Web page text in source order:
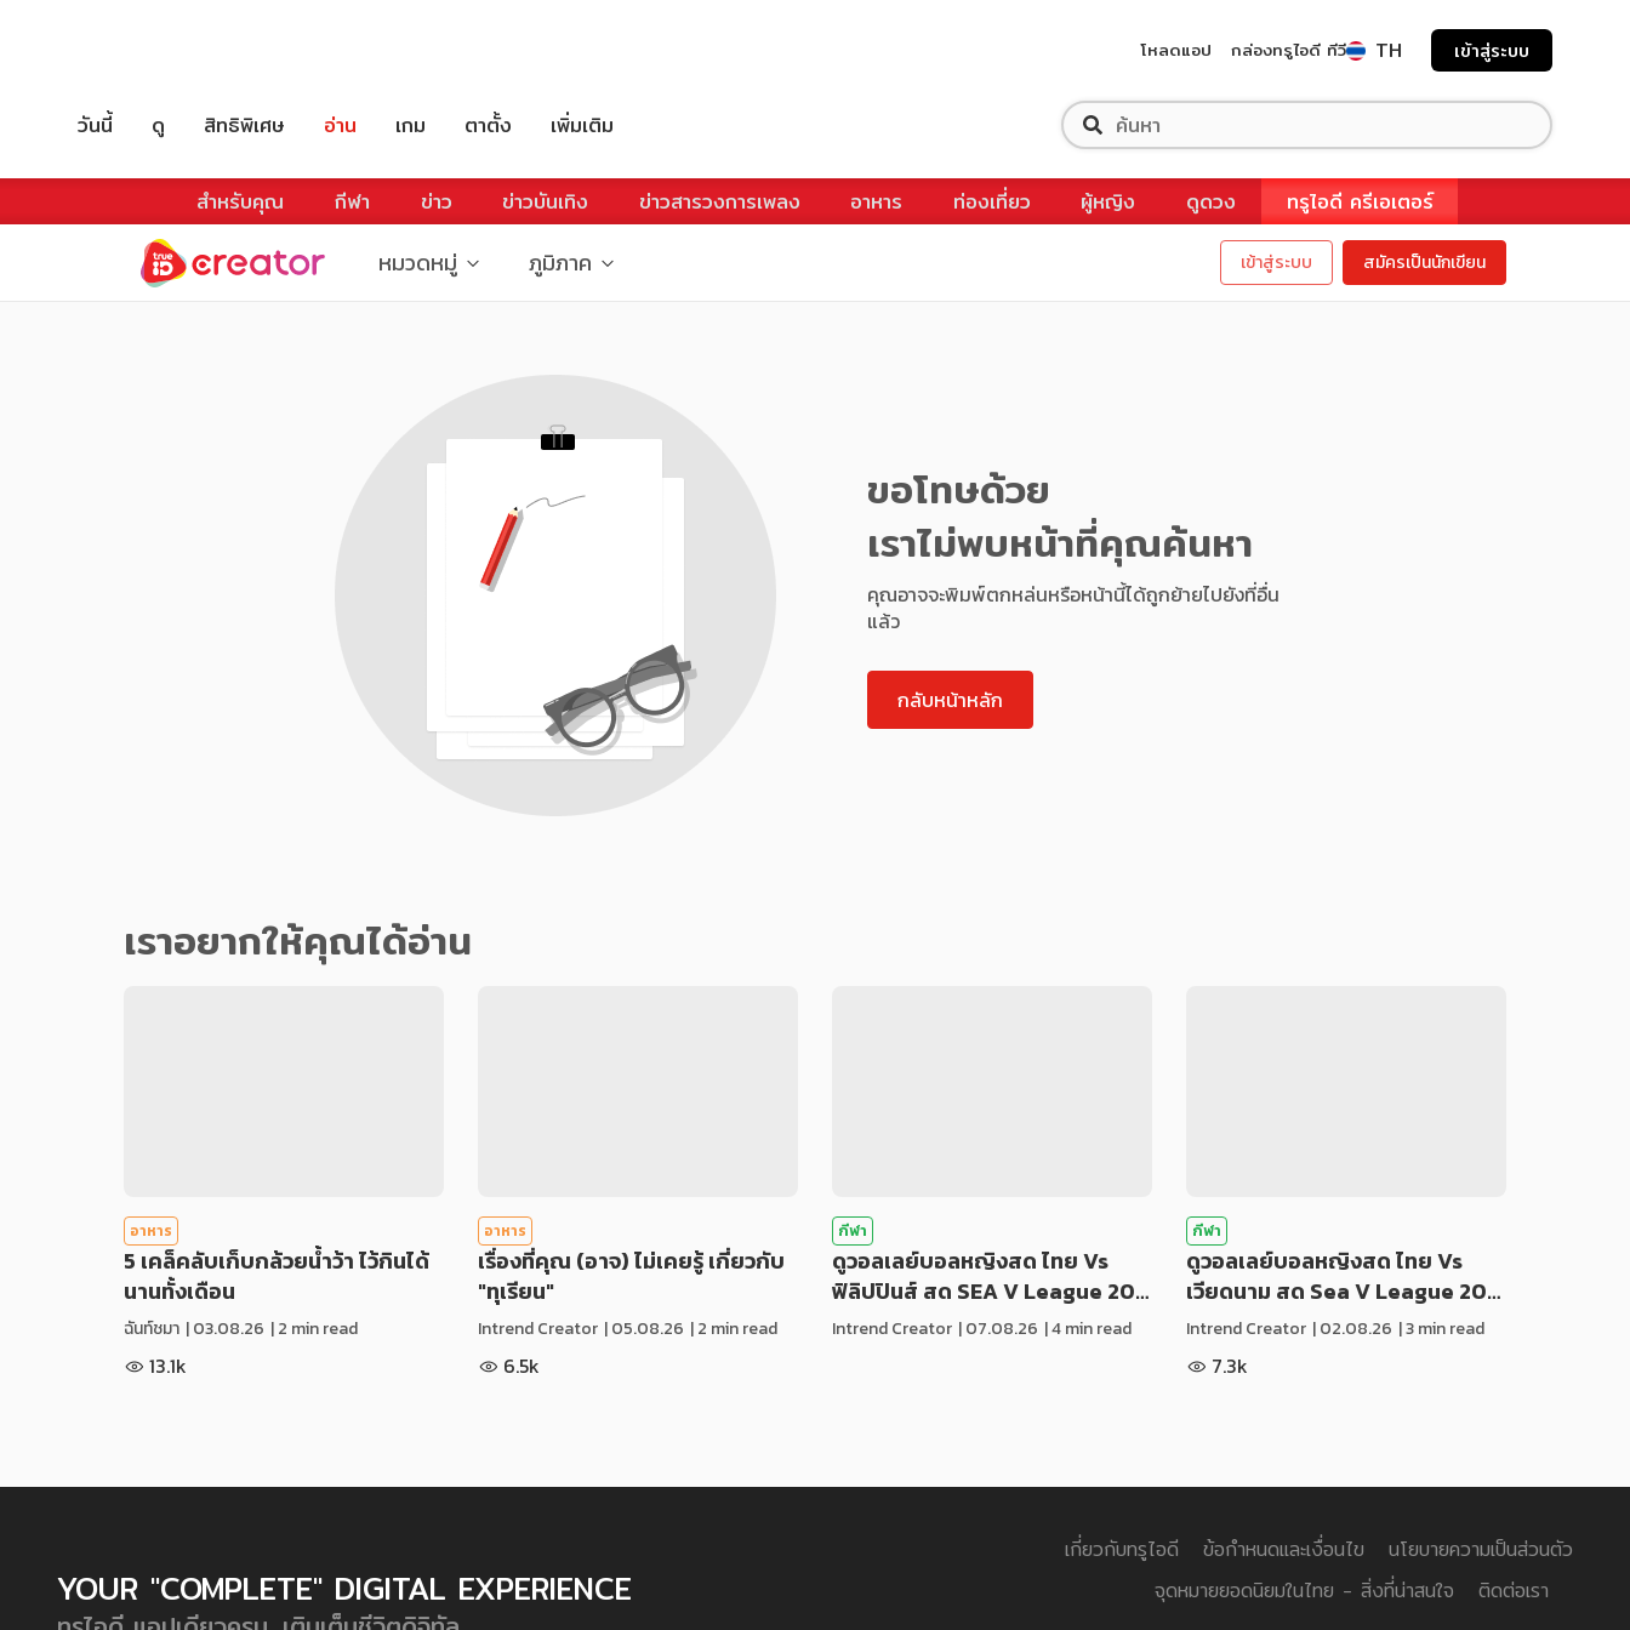
โหลดแอป กล่องทรูไอดี ทีวี TH เข้าสู่ระบบ
วันนี้ ดู สิทธิพิเศษ อ่าน เกม ตาตั้ง เพิ่มเติม
สำหรับคุณ กีฬา ข่าว ข่าวบันเทิง ข่าวสารวงการเพลง อาหาร ท่องเที่ยว ผู้หญิง ดูดวง ทรูไอดี ครีเอเตอร์
หมวดหมู่ ภูมิภาค เข้าสู่ระบบ สมัครเป็นนักเขียน
ขอโทษด้วย
เราไม่พบหน้าที่คุณค้นหา
คุณอาจจะพิมพ์ตกหล่นหรือหน้านี้ได้ถูกย้ายไปยังที่อื่น
แล้ว
กลับหน้าหลัก
เราอยากให้คุณได้อ่าน
อาหาร
5 เคล็คลับเก็บกล้วยน้ำว้า ไว้กินได้
นานทั้งเดือน
ฉันท์ชมา |03.08.26 | 2 min read
13.1k
อาหาร
เรื่องที่คุณ (อาจ) ไม่เคยรู้ เกี่ยวกับ
"ทุเรียน"
Intrend Creator |05.08.26 | 2 min read
6.5k
กีฬา
ดูวอลเลย์บอลหญิงสด ไทย Vs
ฟิลิปปินส์ สด SEA V League 20…
Intrend Creator |07.08.26 | 4 min read
กีฬา
ดูวอลเลย์บอลหญิงสด ไทย Vs
เวียดนาม สด Sea V League 20…
Intrend Creator |02.08.26 | 3 min read
7.3k
YOUR "COMPLETE" DIGITAL EXPERIENCE
เกี่ยวกับทรูไอดี ข้อกำหนดและเงื่อนไข
นโยบายความเป็นส่วนตัว
จุดหมายยอดนิยมในไทย - สิ่งที่น่าสนใจ
ติดต่อเรา